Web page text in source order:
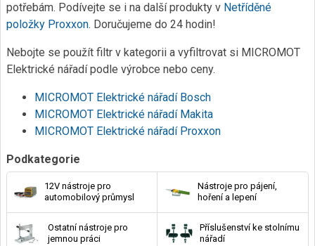
potřebám. Podívejte se i na další produkty v Netříděné
položky Proxxon. Doručujeme do 24 hodin!
Nebojte se použít filtr v kategorii a vyfiltrovat si MICROMOT
Elektrické nářadí podle výrobce nebo ceny.
MICROMOT Elektrické nářadí Bosch
MICROMOT Elektrické nářadí Makita
MICROMOT Elektrické nářadí Proxxon
Podkategorie
12V nástroje pro
automobilový průmysl
Nástroje pro pájení,
hoření a lepení
Ostatní nástroje pro
jemnou práci
Příslušenství ke stolnímu
nářadí